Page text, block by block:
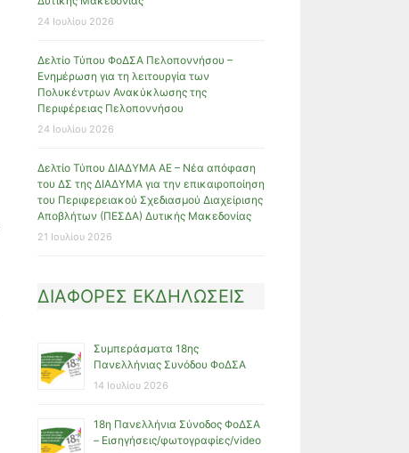
24 Ιουλίου 2026
Δελτίο Τύπου ΦοΔΣΑ Πελοποννήσου –
Ενημέρωση για τη λειτουργία των
Πολυκέντρων Ανακύκλωσης της
Περιφέρειας Πελοποννήσου
24 Ιουλίου 2026
Δελτίο Τύπου ΔΙΑΔΥΜΑ ΑΕ – Νέα απόφαση
του ΔΣ της ΔΙΑΔΥΜΑ για την επικαιροποίηση
του Περιφερειακού Σχεδιασμού Διαχείρισης
Αποβλήτων (ΠΕΣΔΑ) Δυτικής Μακεδονίας
21 Ιουλίου 2026
ΔΙΑΦΟΡΕΣ ΕΚΔΗΛΩΣΕΙΣ
Συμπεράσματα 18ης
Πανελλήνιας Συνόδου ΦοΔΣΑ
14 Ιουλίου 2026
18η Πανελλήνια Σύνοδος ΦοΔΣΑ
– Εισηγήσεις/φωτογραφίες/video